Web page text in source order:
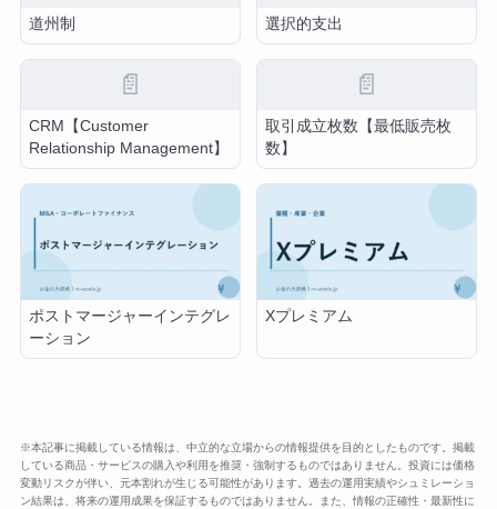
道州制 選択的支出
📄
CRM【Customer
Relationship Management】
📄
取引成立枚数【最低販売枚
数】
ポストマージャーインテグレ
ーション
Xプレミアム
※本記事に掲載している情報は、中立的な立場からの情報提供を目的としたものです。掲載
している商品・サービスの購入や利用を推奨・強制するものではありません。投資には価格
変動リスクが伴い、元本割れが生じる可能性があります。過去の運用実績やシュミレーショ
ン結果は、将来の運用成果を保証するものではありません。また、情報の正確性・最新性に